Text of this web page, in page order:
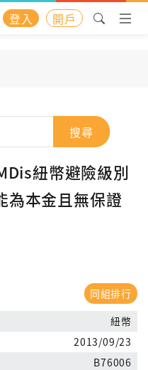
登入 開戶
搜尋
紐幣避險級別
為本金且無保證
同組排行
紐幣
2013/09/23
B76006